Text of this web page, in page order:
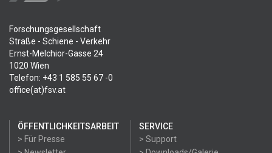
Forschungsgesellschaft
Straße - Schiene - Verkehr
Ernst-Melchior-Gasse 24
1020 Wien
Telefon: +43 1 585 55 67 -0
office(at)fsv.at
ÖFFENTLICHKEITSARBEIT
> Für Presse
SERVICE
> Support